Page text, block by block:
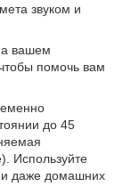
звуком и
вашем
помочь вам
до 45
Используйте
и даже домашних